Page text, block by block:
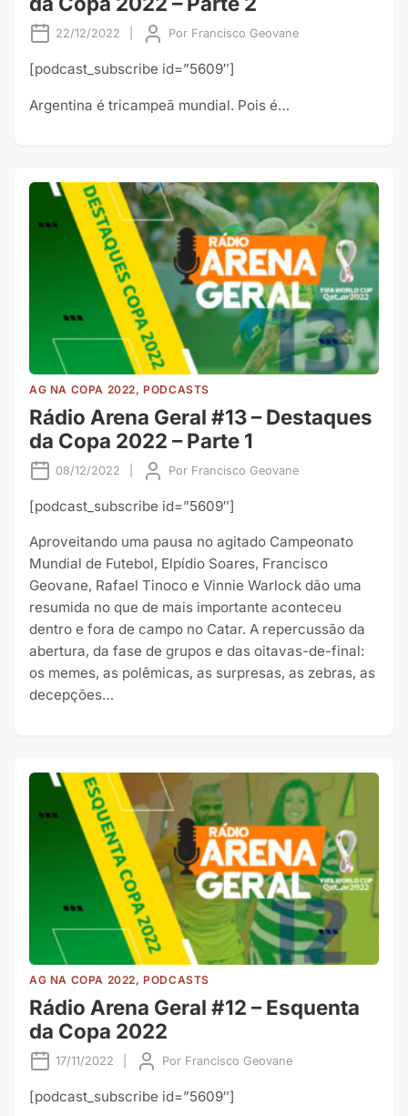
22/12/2022 Por Francisco Geovane
[podcast_subscribe id=”5609″]
Argentina é tricampeã mundial. Pois é…
AG NA COPA 2022, PODCASTS
Rádio Arena Geral #13 – Destaques
da Copa 2022 – Parte 1
08/12/2022 Por Francisco Geovane
[podcast_subscribe id=”5609″]
Aproveitando uma pausa no agitado Campeonato
Mundial de Futebol, Elpídio Soares, Francisco
Geovane, Rafael Tinoco e Vinnie Warlock dão uma
resumida no que de mais importante aconteceu
dentro e fora de campo no Catar. A repercussão da
abertura, da fase de grupos e das oitavas-de-final:
os memes, as polêmicas, as surpresas, as zebras, as
decepções…
AG NA COPA 2022, PODCASTS
Rádio Arena Geral #12 – Esquenta
da Copa 2022
17/11/2022 Por Francisco Geovane
[podcast_subscribe id=”5609″]